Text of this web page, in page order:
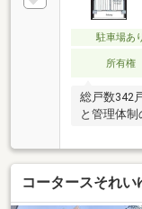
駐車場あ
所有権
総戸数342
と管理体
です。室内
仕上がり。
クや収納な
たらします
コータースそれい